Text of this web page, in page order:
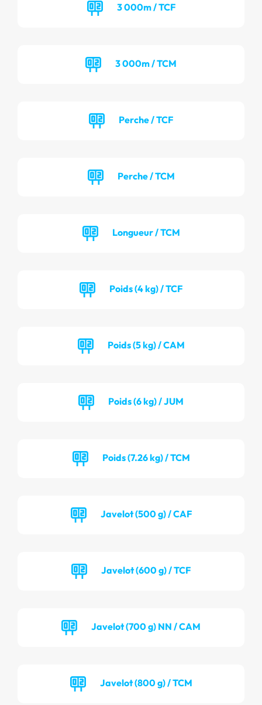
3 000m / TCF
3 000m / TCM
Perche / TCF
Perche / TCM
Longueur / TCM
Poids (4 kg) / TCF
Poids (5 kg) / CAM
Poids (6 kg) / JUM
Poids (7.26 kg) / TCM
Javelot (500 g) / CAF
Javelot (600 g) / TCF
Javelot (700 g) NN / CAM
Javelot (800 g) / TCM